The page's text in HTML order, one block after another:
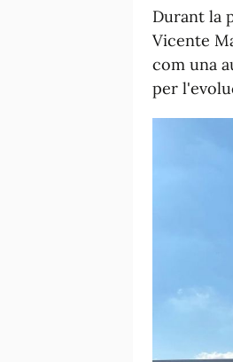
Durant la
Vicente
com una
per